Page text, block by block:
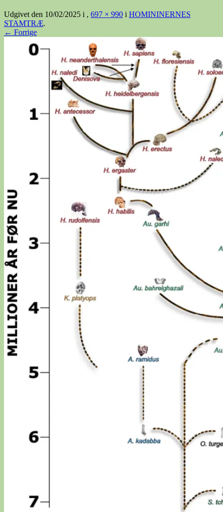
Udgivet den 10/02/2025 i , 697 × 990 i HOMININERNES
STAMTRÆ.
← Forrige